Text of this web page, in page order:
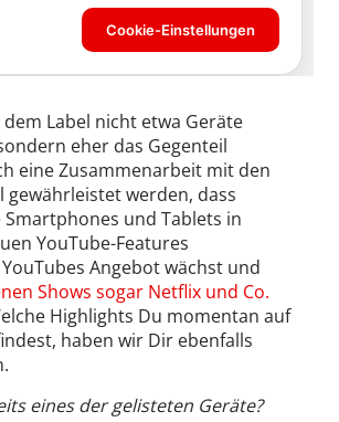
Label nicht etwa Geräte
eher das Gegenteil
eine Zusammenarbeit mit den
gewährleistet werden, dass
und Tablets in
YouTube-Features
Angebot wächst und
Shows sogar Netflix und Co.
Highlights Du momentan auf
haben wir Dir ebenfalls
eines der gelisteten Geräte?